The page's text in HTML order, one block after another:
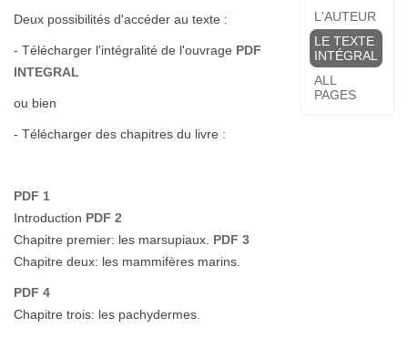
L'AUTEUR
LE TEXTE
INTÉGRAL
ALL
PAGES
Deux possibilités d'accéder au texte :
- Télécharger l'intégralité de l'ouvrage PDF
INTEGRAL
ou bien
- Télécharger des chapitres du livre :
PDF 1
Introduction PDF 2
Chapitre premier: les marsupiaux. PDF 3
Chapitre deux: les mammifères marins.
PDF 4
Chapitre trois: les pachydermes.